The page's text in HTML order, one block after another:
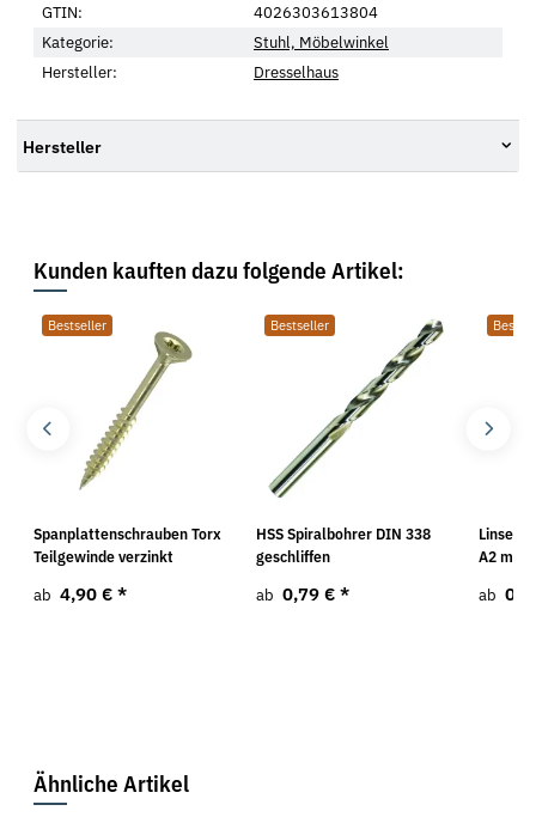
GTIN:
4026303613804
Kategorie:
Stuhl, Möbelwinkel
Hersteller:
Dresselhaus
Hersteller
Kunden kauften dazu folgende Artikel:
Bestseller
Spanplattenschrauben Torx
Teilgewinde verzinkt
ab 4,90 € *
Bestseller
HSS Spiralbohrer DIN 338
geschliffen
ab 0,79 € *
A2 mit
ab
Ähnliche Artikel